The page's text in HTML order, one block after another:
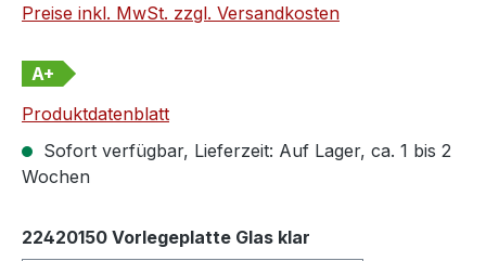
Preise inkl. MwSt. zzgl. Versandkosten
A+
Produktdatenblatt
Sofort verfügbar, Lieferzeit: Auf Lager, ca. 1 bis 2
Wochen
22420150 Vorlegeplatte Glas klar